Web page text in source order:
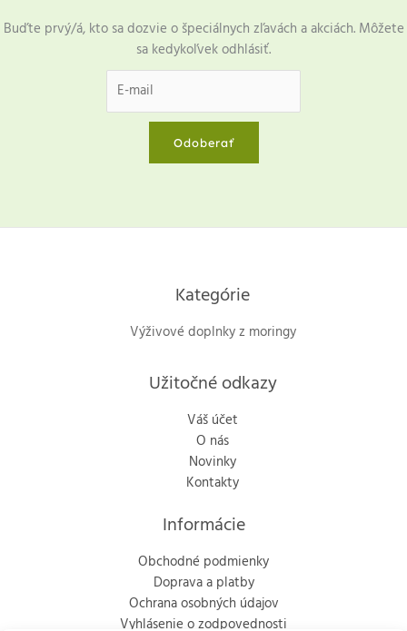
Buďte prvý/á, kto sa dozvie o špeciálnych zľavách a akciách. Môžete
sa kedykoľvek odhlásiť.
Odoberať
Kategórie
Výživové doplnky z moringy
Užitočné odkazy
Váš účet
O nás
Novinky
Kontakty
Informácie
Obchodné podmienky
Doprava a platby
Ochrana osobných údajov
Vyhlásenie o zodpovednosti